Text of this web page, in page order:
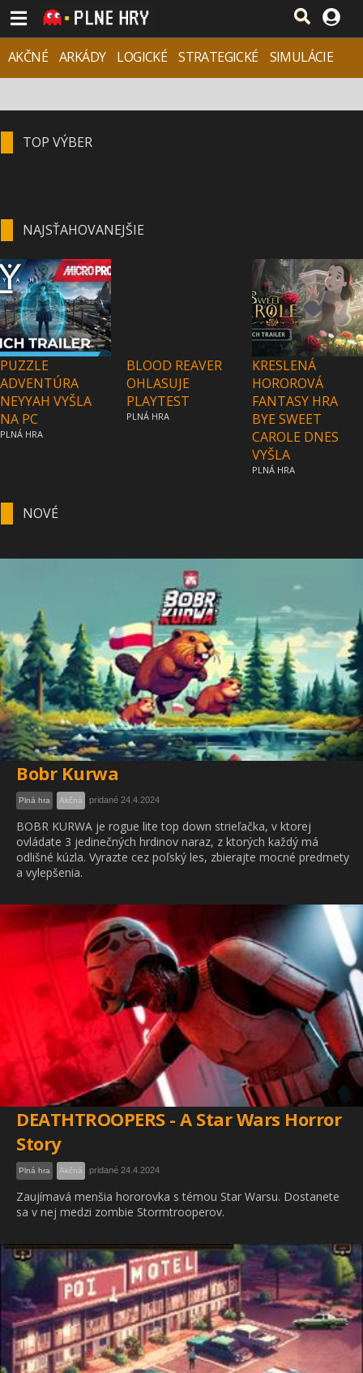
AKČNÉ ARKÁDY LOGICKÉ STRATEGICKÉ
SIMULÁCIE
TOP VÝBER
NAJSŤAHOVANEJŠIE
PUZZLE
ADVENTÚRA
NEYYAH VYŠLA
NA PC
PLNÁ HRA
BLOOD REAVER
OHLASUJE
PLAYTEST
PLNÁ HRA
KRESLENÁ
HOROROVÁ
FANTASY HRA
BYE SWEET
CAROLE DNES
VYŠLA
PLNÁ HRA
NOVÉ
Bobr Kurwa
Plná hra Akčná pridané 24.4.2024
BOBR KURWA je rogue lite top down strieľačka, v ktorej
ovládate 3 jedinečných hrdinov naraz, z ktorých každý má
odlišné kúzla. Vyrazte cez poľský les, zbierajte mocné predmety
a vylepšenia.
DEATHTROOPERS - A Star Wars Horror
Story
Plná hra Akčná pridané 24.4.2024
Zaujímavá menšia hororovka s témou Star Warsu. Dostanete
sa v nej medzi zombie Stormtrooperov.